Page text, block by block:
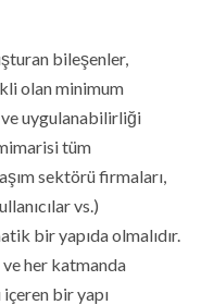
bileşenler,
olan minimum
uygulanabilirliği
tüm
sektörü firmaları,
vs.)
bir yapıda olmalıdır.
her katmanda
bir yapı